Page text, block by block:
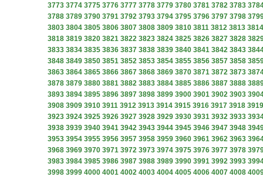
3773 3774 3775 3776 3777 3778 3779 3780 3781 3782 3783
3788 3789 3790 3791 3792 3793 3794 3795 3796 3797 3798
3803 3804 3805 3806 3807 3808 3809 3810 3811 3812 3813 3814
3818 3819 3820 3821 3822 3823 3824 3825 3826 3827 3828
3833 3834 3835 3836 3837 3838 3839 3840 3841 3842 3843
3848 3849 3850 3851 3852 3853 3854 3855 3856 3857 3858
3863 3864 3865 3866 3867 3868 3869 3870 3871 3872 3873
3878 3879 3880 3881 3882 3883 3884 3885 3886 3887 3888
3893 3894 3895 3896 3897 3898 3899 3900 3901 3902 3903
3908 3909 3910 3911 3912 3913 3914 3915 3916 3917 3918 3919
3923 3924 3925 3926 3927 3928 3929 3930 3931 3932 3933
3938 3939 3940 3941 3942 3943 3944 3945 3946 3947 3948
3953 3954 3955 3956 3957 3958 3959 3960 3961 3962 3963
3968 3969 3970 3971 3972 3973 3974 3975 3976 3977 3978
3983 3984 3985 3986 3987 3988 3989 3990 3991 3992 3993
3998 3999 4000 4001 4002 4003 4004 4005 4006 4007 4008